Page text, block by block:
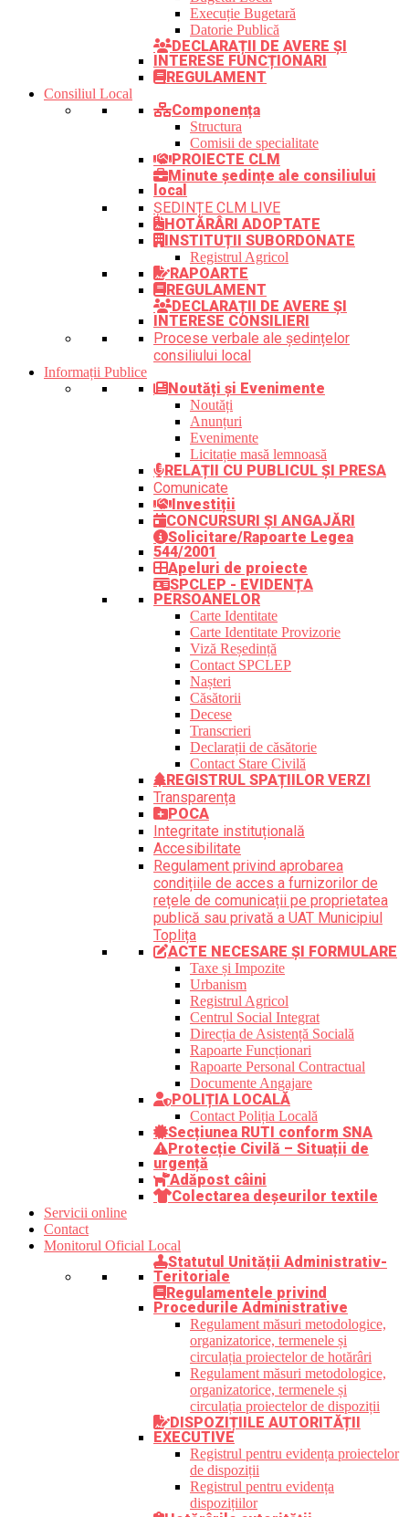
Execuție Bugetară
Datorie Publică
DECLARAȚII DE AVERE ȘI
INTERESE FUNCȚIONARI
REGULAMENT
Consiliul Local
Componența
Structura
Comisii de specialitate
PROIECTE CLM
Minute ședințe ale consiliului
local
ȘEDINȚE CLM LIVE
HOTĂRÂRI ADOPTATE
INSTITUȚII SUBORDONATE
Registrul Agricol
RAPOARTE
REGULAMENT
DECLARAȚII DE AVERE ȘI
INTERESE CONSILIERI
Procese verbale ale ședințelor
consiliului local
Informații Publice
Noutăți și Evenimente
Noutăți
Anunțuri
Evenimente
Licitație masă lemnoasă
RELAȚII CU PUBLICUL ȘI PRESA
Comunicate
Investiții
CONCURSURI ȘI ANGAJĂRI
Solicitare/Rapoarte Legea
544/2001
Apeluri de proiecte
SPCLEP - EVIDENȚA
PERSOANELOR
Carte Identitate
Carte Identitate Provizorie
Viză Reședință
Contact SPCLEP
Nașteri
Căsătorii
Decese
Transcrieri
Declarații de căsătorie
Contact Stare Civilă
REGISTRUL SPAȚIILOR VERZI
Transparența
POCA
Integritate instituțională
Accesibilitate
Regulament privind aprobarea
condițiile de acces a furnizorilor de
rețele de comunicații pe proprietatea
publică sau privată a UAT Municipiul
Toplița
ACTE NECESARE ȘI FORMULARE
Taxe și Impozite
Urbanism
Registrul Agricol
Centrul Social Integrat
Direcția de Asistență Socială
Rapoarte Funcționari
Rapoarte Personal Contractual
Documente Angajare
POLIȚIA LOCALĂ
Contact Poliția Locală
Secțiunea RUTI conform SNA
Protecție Civilă – Situații de
urgență
Adăpost câini
Colectarea deșeurilor textile
Servicii online
Contact
Monitorul Oficial Local
Statutul Unității Administrativ-
Teritoriale
Regulamentele privind
Procedurile Administrative
Regulament măsuri metodologice,
organizatorice, termenele și
circulația proiectelor de hotărâri
Regulament măsuri metodologice,
organizatorice, termenele și
circulația proiectelor de dispoziții
DISPOZIȚIILE AUTORITĂȚII
EXECUTIVE
Registrul pentru evidența proiectelor
de dispoziții
Registrul pentru evidența
dispozițiilor